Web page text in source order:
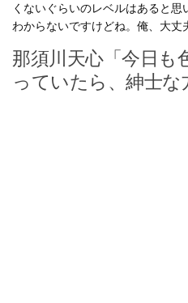
くないぐらいのレベルはあると思
わからないですけどね。俺、大丈
那須川天心「今日も
っていたら、紳士な